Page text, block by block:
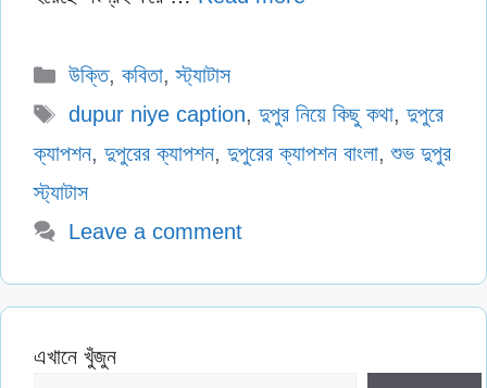
Categories
উক্তি, কবিতা,স্ট্যাটাস
Tags
dupur niye caption, দুপুর নিয়ে কিছু কথা, দুপুরে
ক্যাপশন, দুপুরের ক্যাপশন, দুপুরের ক্যাপশন বাংলা,শুভ দুপুর
স্ট্যাটাস
Leave a comment
এখানে খুঁজুন